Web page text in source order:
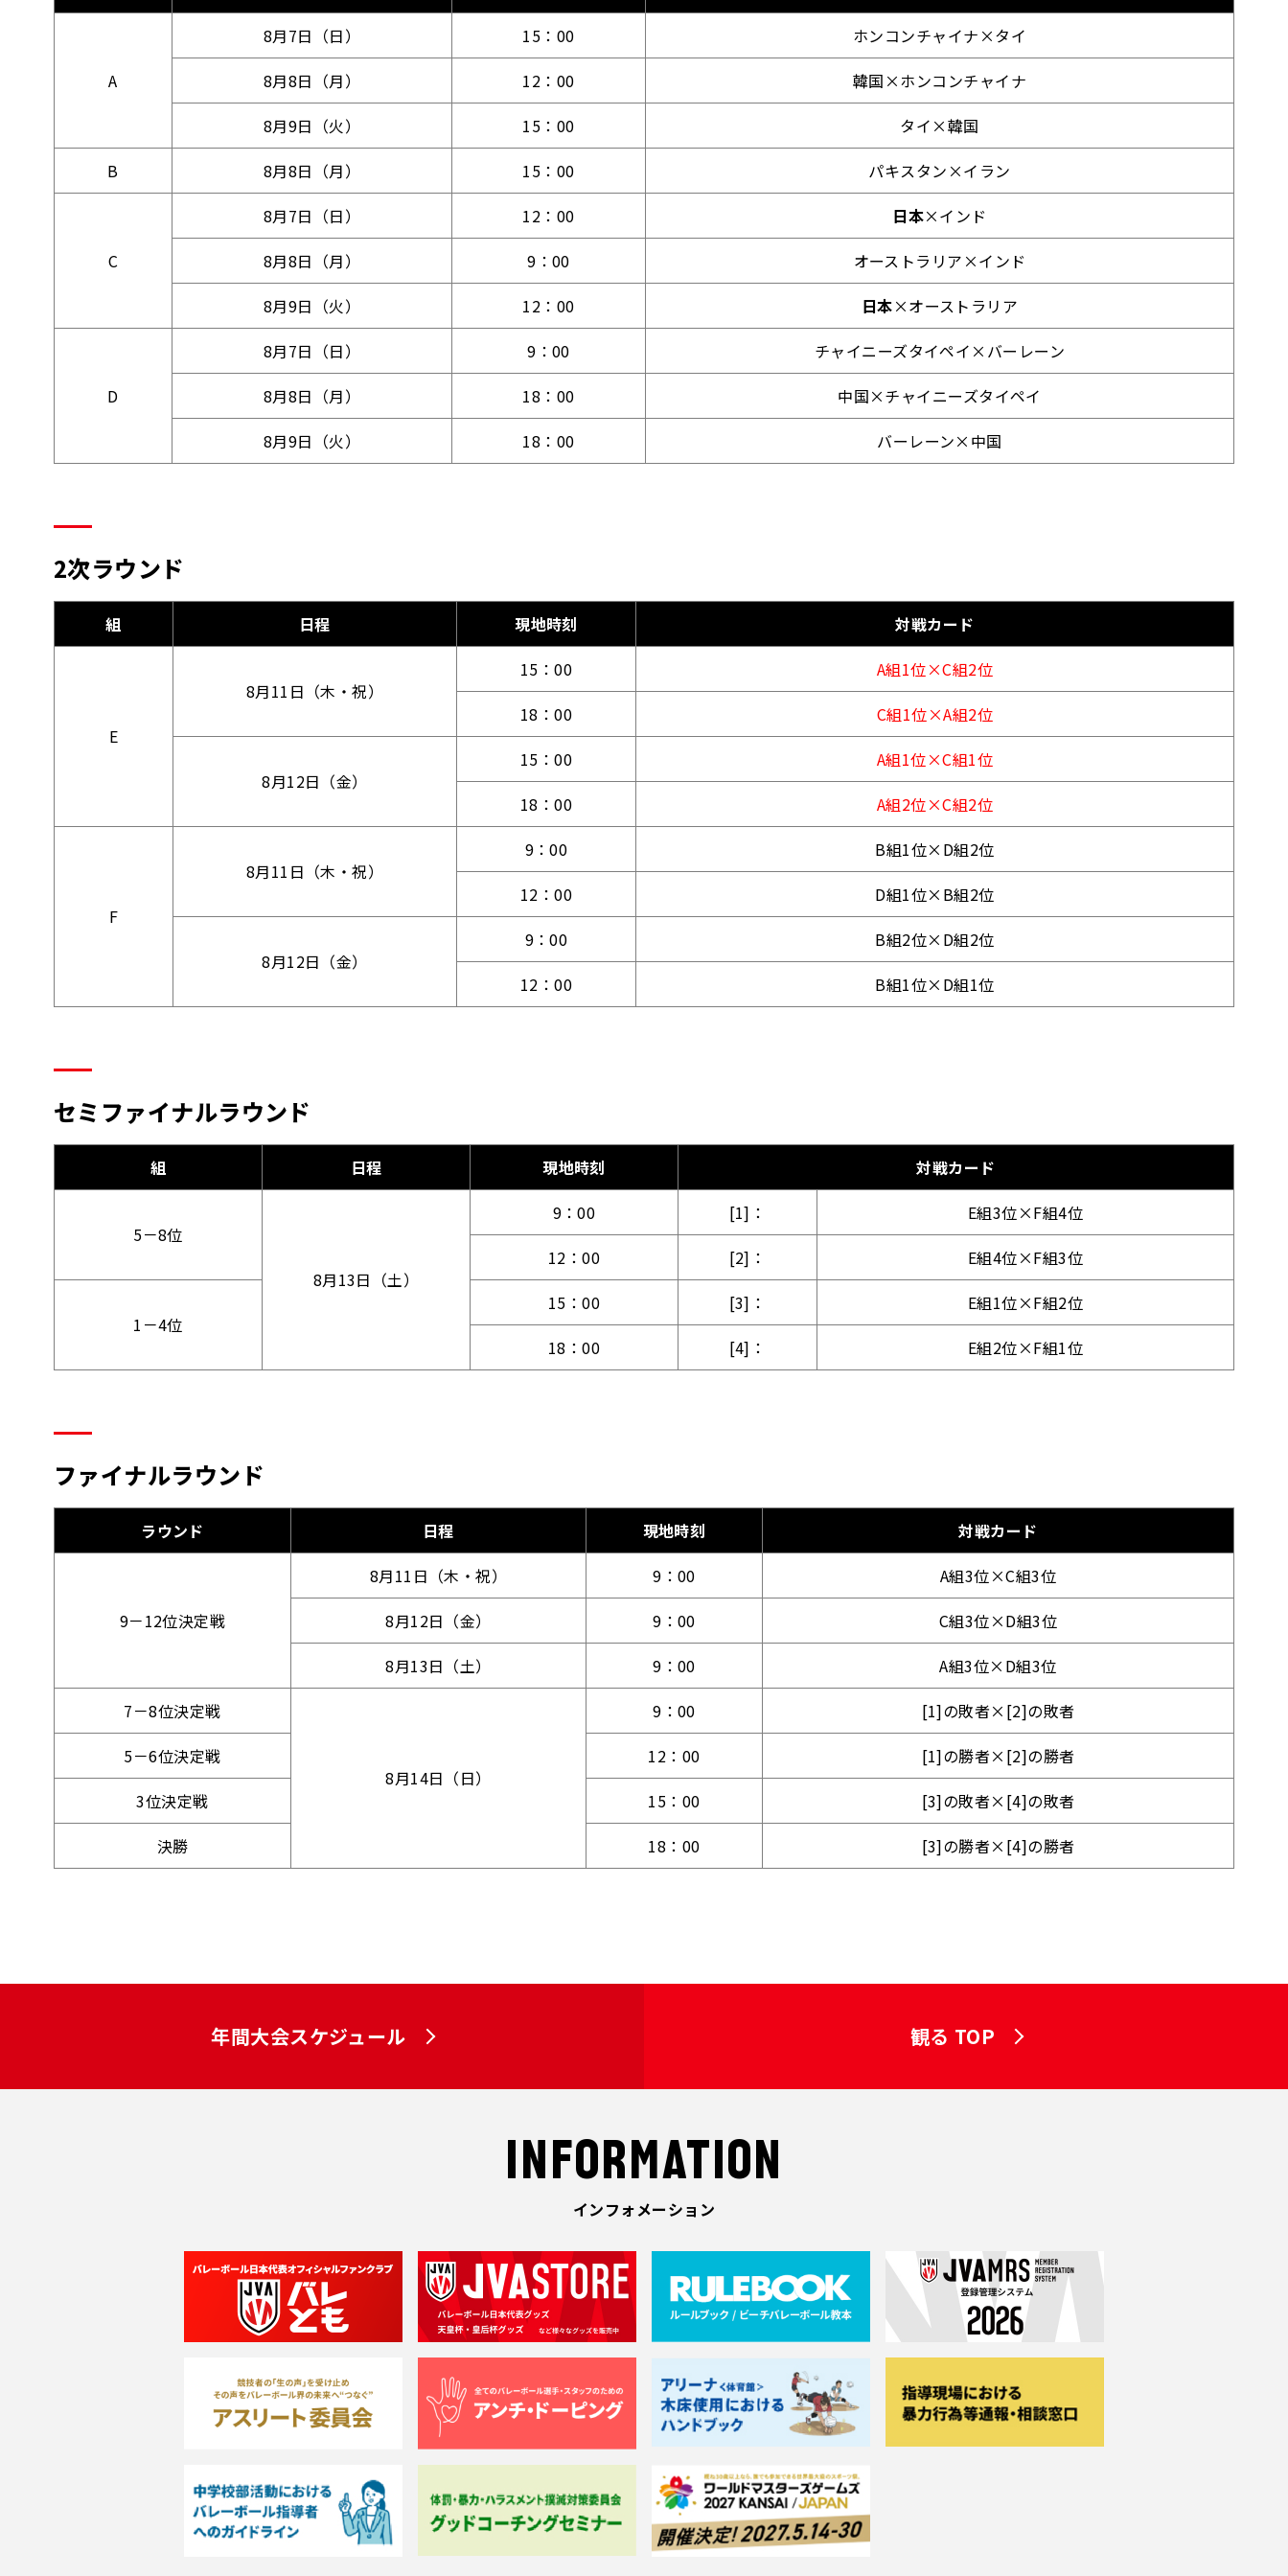
A
8月7日（日） 15：00
ホンコンチャイナ×タイ
8月8日（月）
12：00
韓国×ホンコンチャイナ
8月9日（火）
15：00
タイ×韓国
B
8月8日（月） 15：00 パキスタン×イラン
C
8月7日（日） 12：00 日本×インド
8月8日（月）
9：00
オーストラリア×インド
8月9日（火）
12：00 日本×オーストラリア
D
8月7日（日） 9：00
チャイニーズタイペイ×バーレーン
8月8日（月）
18：00
中国×チャイニーズタイペイ
8月9日（火）
18：00 バーレーン×中国
2次ラウンド
組 日程 現地時刻 対戦カード
E
8月11日（木・祝）
15：00
A組1位×C組2位
18：00
C組1位×A組2位
8月12日（金）
15：00
A組1位×C組1位
18：00
A組2位×C組2位
F
8月11日（木・祝）
9：00
B組1位×D組2位
12：00
D組1位×B組2位
8月12日（金）
9：00
B組2位×D組2位
12：00
B組1位×D組1位
セミファイナルラウンド
組 日程 現地時刻 対戦カード
5－8位
8月13日（土）
9：00 [1]：
E組3位×F組4位
12：00
[2]： E組4位×F組3位
1－4位
15：00 [3]：
E組1位×F組2位
18：00
[4]： E組2位×F組1位
ファイナルラウンド
ラウンド 日程 現地時刻 対戦カード
9－12位決定戦
8月11日（木・祝） 9：00
A組3位×C組3位
8月12日（金）
9：00
C組3位×D組3位
8月13日（土）
9：00
A組3位×D組3位
7－8位決定戦
8月14日（日）
9：00
[1]の敗者×[2]の敗者
5－6位決定戦
12：00
[1]の勝者×[2]の勝者
3位決定戦
15：00
[3]の敗者×[4]の敗者
決勝
18：00 [3]の勝者×[4]の勝者
年間大会スケジュール 観る TOP
INFORMATION
インフォメーション